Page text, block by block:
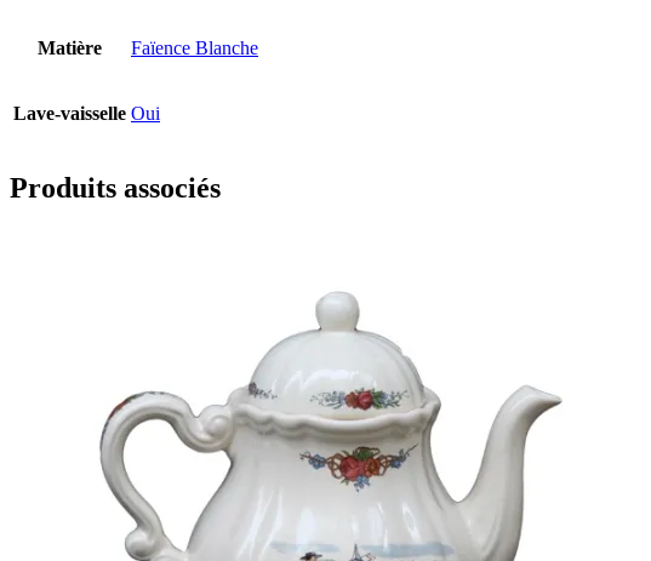
Matière Faïence Blanche
Lave-vaisselle Oui
Produits associés